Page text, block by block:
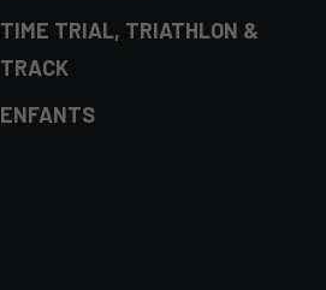
TIME TRIAL, TRIATHLON &
TRACK
ENFANTS